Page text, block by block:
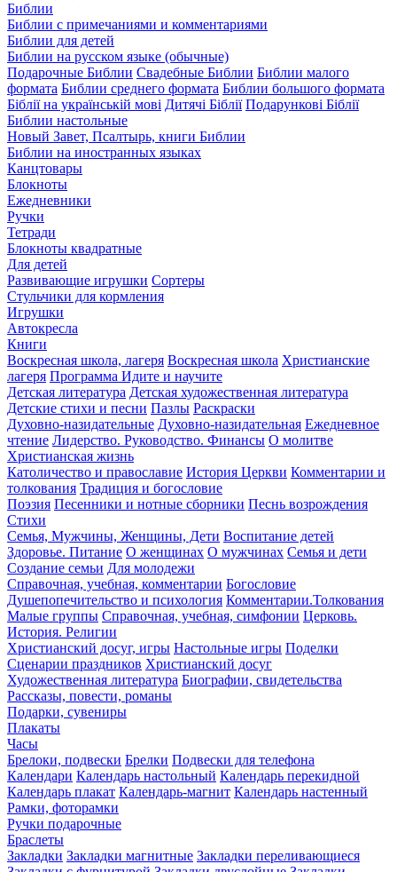
Библии
Библии с примечаниями и комментариями
Библии для детей
Библии на русском языке (обычные)
Подарочные Библии Свадебные Библии Библии малого
формата Библии среднего формата Библии большого формата
Біблії на українській мові Дитячі Біблії Подарункові Біблії
Библии настольные
Новый Завет, Псалтырь, книги Библии
Библии на иностранных языках
Канцтовары
Блокноты
Ежедневники
Ручки
Тетради
Блокноты квадратные
Для детей
Развивающие игрушки Сортеры
Стульчики для кормления
Игрушки
Автокресла
Книги
Воскресная школа, лагеря Воскресная школа Христианские
лагеря Программа Идите и научите
Детская литература Детская художественная литература
Детские стихи и песни Пазлы Раскраски
Духовно-назидательные Духовно-назидательная Ежедневное
чтение Лидерство. Руководство. Финансы О молитве
Христианская жизнь
Католичество и православие История Церкви Комментарии и
толкования Традиция и богословие
Поэзия Песенники и нотные сборники Песнь возрождения
Стихи
Семья, Мужчины, Женщины, Дети Воспитание детей
Здоровье. Питание О женщинах О мужчинах Семья и дети
Создание семьи Для молодежи
Справочная, учебная, комментарии Богословие
Душепопечительство и психология Комментарии.Толкования
Малые группы Справочная, учебная, симфонии Церковь.
История. Религии
Христианский досуг, игры Настольные игры Поделки
Сценарии праздников Христианский досуг
Художественная литература Биографии, свидетельства
Рассказы, повести, романы
Подарки, сувениры
Плакаты
Часы
Брелоки, подвески Брелки Подвески для телефона
Календари Календарь настольный Календарь перекидной
Календарь плакат Календарь-магнит Календарь настенный
Рамки, фоторамки
Ручки подарочные
Браслеты
Закладки Закладки магнитные Закладки переливающиеся